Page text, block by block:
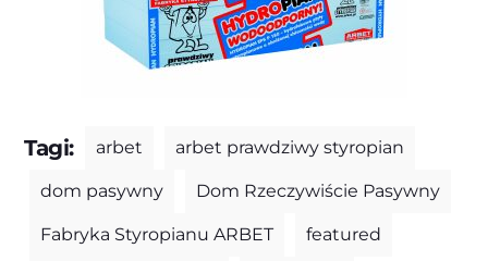
Tagi: arbet arbet prawdziwy styropian
dom pasywny Dom Rzeczywiście Pasywny
Fabryka Styropianu ARBET featured